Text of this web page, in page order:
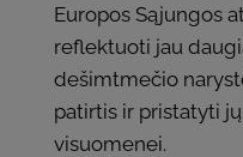
Europos Sąjungos
reflektuoti jau
dešimtmečio
patirtis ir pristatyti
visuomenei.